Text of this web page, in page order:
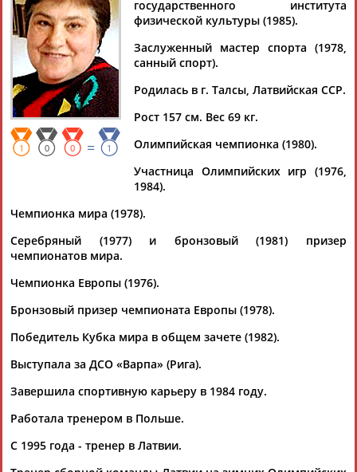
Аслаудин
АБАЕВ
Елена
АБАИМОВА
Мария
АБАКУМОВА
Юлия
Дмитрий
Тамилла
АБАСОВА
Рамазан
АБАЧАРАЕВ
Ростом
АБАШИДЗЕ
Флюра
АББАТЕ-
Татьяна
АББЯСОВА
Акжана
Артур
1 0 0 = 1
государственного института
физической культуры (1985).
Заслуженный мастер спорта (1978,
санный спорт).
Родилась в г. Талсы, Латвийская ССР.
Рост 157 см. Вес 69 кг.
Олимпийская чемпионка (1980).
Участница Олимпийских игр (1976,
1984).
Чемпионка мира (1978).
Серебряный (1977) и бронзовый (1981) призер
чемпионатов мира.
Чемпионка Европы (1976).
Бронзовый призер чемпионата Европы (1978).
Победитель Кубка мира в общем зачете (1982).
Выступала за ДСО «Варпа» (Рига).
Завершила спортивную карьеру в 1984 году.
Работала тренером в Польше.
С 1995 года - тренер в Латвии.